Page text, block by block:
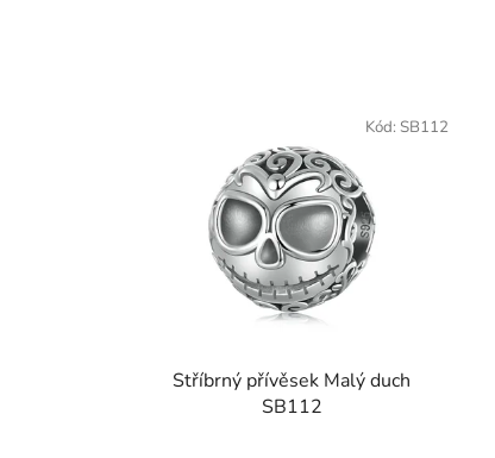
Stříbrný přívěsek Malý duch
SB112
Kód: SB112